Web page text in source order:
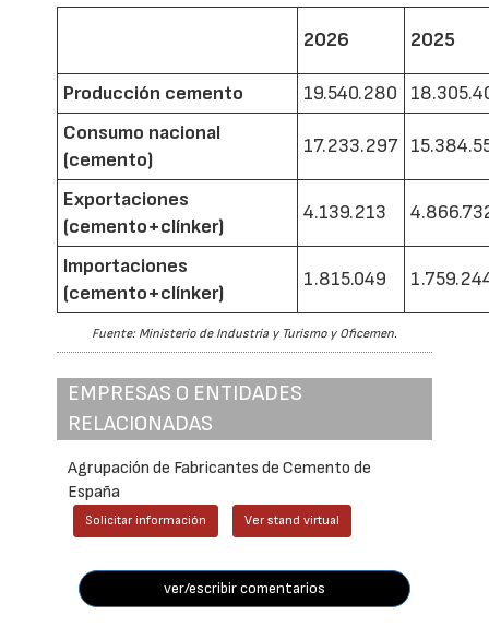
2026 2025
Producción cemento 19.540.280
Consumo nacional
(cemento)
17.233.297
Exportaciones
(cemento+clínker)
4.139.213
Importaciones
(cemento+clínker)
1.815.049
Fuente: Ministerio de Industria y Turismo y Oficemen.
EMPRESAS O ENTIDADES
RELACIONADAS
Agrupación de Fabricantes de Cemento de
España
Solicitar información Ver stand virtual
ver/escribir comentarios